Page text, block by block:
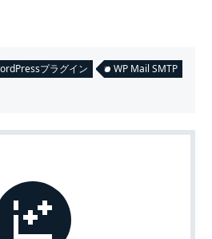
プラグイン
WP Mail SMTP